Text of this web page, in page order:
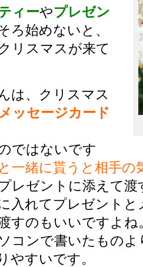
ィーやプレゼン
ろ始めないと、
リスマスが来て
は、クリスマス
メッセージカード
ではないです
一緒に貰うと相手の
レゼントに添えて
入れてプレゼント
すのもいいですよね
コンで書いたものよ
やすいです。